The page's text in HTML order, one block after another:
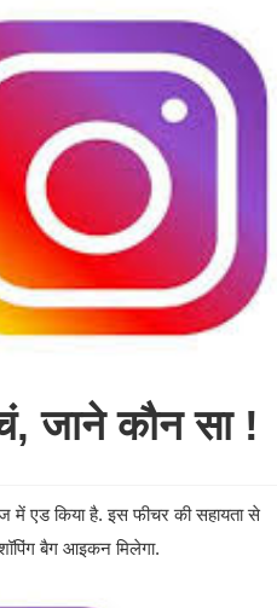
जाने कौन सा !
में एड किया है. इस फीचर की सहायता से
बैग आइकन मिलेगा.